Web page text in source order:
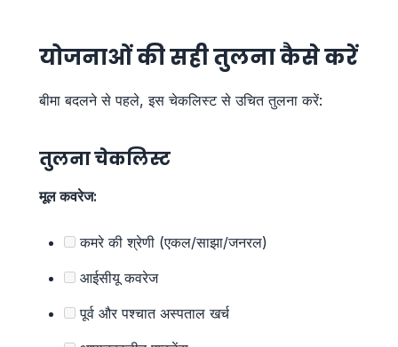
योजनाओं की सही तुलना कैसे करें
बीमा बदलने से पहले, इस चेकलिस्ट से उचित तुलना करें:
तुलना चेकलिस्ट
मूल कवरेज:
कमरे की श्रेणी (एकल/साझा/जनरल)
आईसीयू कवरेज
पूर्व और पश्चात अस्पताल खर्च